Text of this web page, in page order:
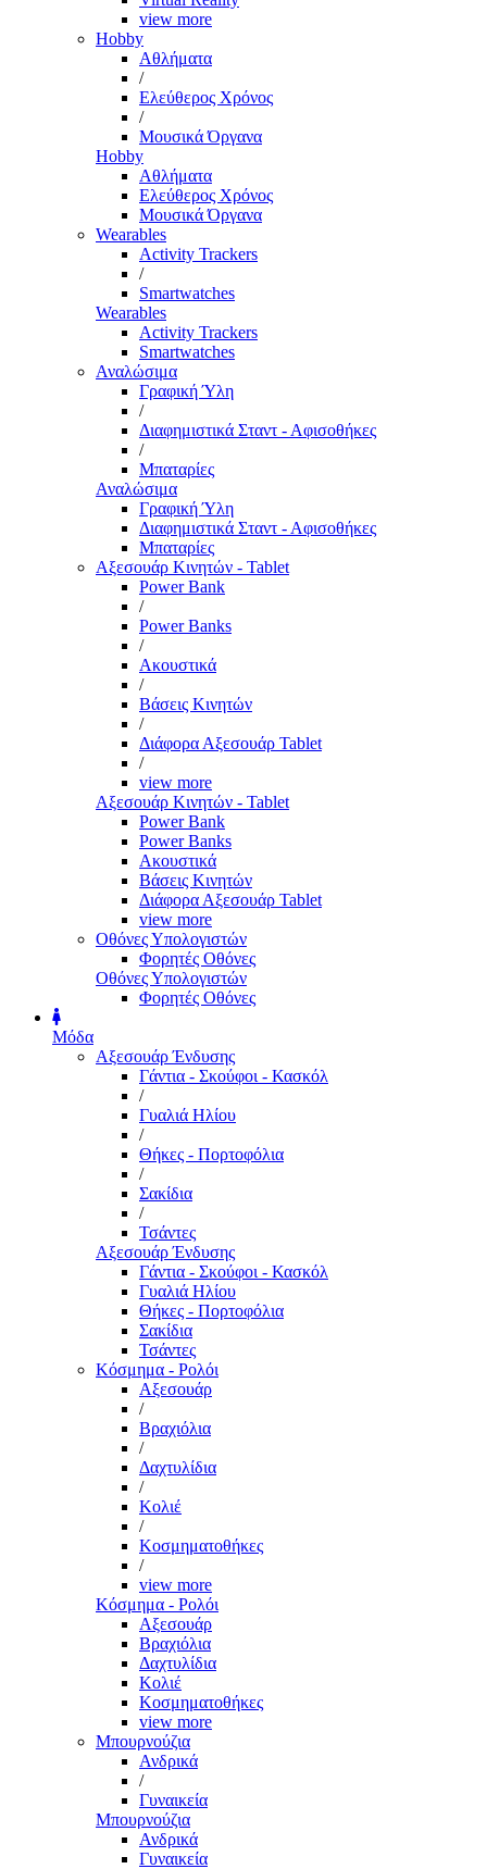
view more
Hobby
Αθλήματα
/
Ελεύθερος Χρόνος
/
Μουσικά Όργανα
Hobby
Αθλήματα
Ελεύθερος Χρόνος
Μουσικά Όργανα
Wearables
Activity Trackers
/
Smartwatches
Wearables
Activity Trackers
Smartwatches
Αναλώσιμα
Γραφική Ύλη
/
Διαφημιστικά Σταντ - Αφισοθήκες
/
Μπαταρίες
Αναλώσιμα
Γραφική Ύλη
Διαφημιστικά Σταντ - Αφισοθήκες
Μπαταρίες
Αξεσουάρ Κινητών - Tablet
Power Bank
/
Power Banks
/
Ακουστικά
/
Βάσεις Κινητών
/
Διάφορα Αξεσουάρ Tablet
/
view more
Αξεσουάρ Κινητών - Tablet
Power Bank
Power Banks
Ακουστικά
Βάσεις Κινητών
Διάφορα Αξεσουάρ Tablet
view more
Οθόνες Υπολογιστών
Φορητές Οθόνες
Οθόνες Υπολογιστών
Φορητές Οθόνες
Μόδα
Αξεσουάρ Ένδυσης
Γάντια - Σκούφοι - Κασκόλ
/
Γυαλιά Ηλίου
/
Θήκες - Πορτοφόλια
/
Σακίδια
/
Τσάντες
Αξεσουάρ Ένδυσης
Γάντια - Σκούφοι - Κασκόλ
Γυαλιά Ηλίου
Θήκες - Πορτοφόλια
Σακίδια
Τσάντες
Κόσμημα - Ρολόι
Αξεσουάρ
/
Βραχιόλια
/
Δαχτυλίδια
/
Κολιέ
/
Κοσμηματοθήκες
/
view more
Κόσμημα - Ρολόι
Αξεσουάρ
Βραχιόλια
Δαχτυλίδια
Κολιέ
Κοσμηματοθήκες
view more
Μπουρνούζια
Ανδρικά
/
Γυναικεία
Μπουρνούζια
Ανδρικά
Γυναικεία